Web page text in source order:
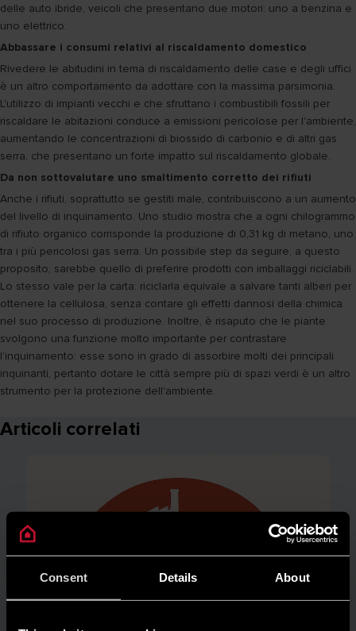
Consent Details About
delle auto ibride, veicoli che presentano due motori: uno a benzina e
uno elettrico.
Abbassare i consumi relativi al riscaldamento domestico
Rivedere le abitudini in tema di riscaldamento delle case e degli uffici
è un altro comportamento da adottare con la massima parsimonia.
L'utilizzo di impianti vecchi e che sfruttano i combustibili fossili per
riscaldare le abitazioni conduce a emissioni pericolose per l'ambiente,
aumentando le concentrazioni di biossido di carbonio e di altri gas
serra, che presentano un forte impatto sul riscaldamento globale.
Da non sottovalutare uno smaltimento corretto dei rifiuti
Anche i rifiuti, soprattutto se gestiti male, contribuiscono a un aumento
del livello di inquinamento. Uno studio mostra che a ogni chilogrammo
di rifiuto organico corrisponde la produzione di 0,31 kg di metano, uno
tra i più pericolosi gas serra. Un possibile step da seguire, a questo
proposito, sarebbe quello di preferire prodotti con imballaggi riciclabili.
Lo stesso vale per la carta: riciclarla equivale a salvare tanti alberi per
ottenere la cellulosa, senza contare gli effetti dannosi della chimica
nel suo processo di produzione. Inoltre, è risaputo che le piante
svolgono una funzione molto importante per contrastare
l'inquinamento: esse sono in grado di assorbire molti dei principali
inquinanti, pertanto dotare le città sempre più di spazi verdi è un altro
strumento per la protezione dell'ambiente.
Articoli correlati